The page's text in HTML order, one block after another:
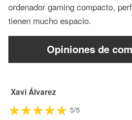
ordenador gaming compacto,
tienen mucho espacio.
Opiniones de
Xavi Álvarez
5/5